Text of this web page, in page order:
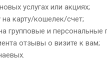
услугах или акциях;
карту/кошелек/счет;
групповые и персональные
отзывы о визите к вам;